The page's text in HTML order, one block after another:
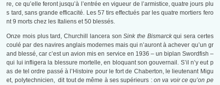
re, ce qu’elle feront jusqu’à l’entrée en vigueur de l’armistice, quatre jours plu
s tard, sans grande efficacité. Les 57 tirs effectués par les quatre mortiers fero
nt 9 morts chez les Italiens et 50 blessés.
Onze mois plus tard, Churchill lancera sonSink the Bismarckqui sera certes
coulé par des navires anglais modernes mais qui n’auront à achever qu’un gr
and blessé, car c’est un avion mis en service en 1936 – un biplan Swordfish –
qui lui infligera la blessure mortelle, en bloquant son gouvernail. S’il n’y eut p
as de tel ordre passé à l’Histoire pour le fort de Chaberton, le lieutenant Migu
et, polytechnicien, dit tout de même à ses supérieurs :on va voir ce qu’on pe